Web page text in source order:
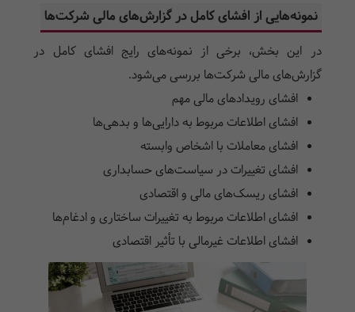
نمونه‌هایی از افشای کامل در گزارش‌های مالی شرکت‌ها
در این بخش، برخی از نمونه‌های رایج افشای کامل در
گزارش‌های مالی شرکت‌ها بررسی می‌شود.
افشای رویدادهای مالی مهم
افشای اطلاعات مربوط به دارایی‌ها و بدهی‌ها
افشای معاملات با اشخاص وابسته
افشای تغییرات در سیاست‌های حسابداری
افشای ریسک‌های مالی و اقتصادی
افشای اطلاعات مربوط به تغییرات ساختاری و ادغام‌ها
افشای اطلاعات غیرمالی با تأثیر اقتصادی